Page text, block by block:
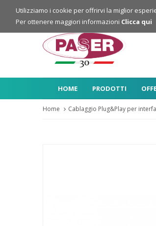
Login Registrazione
HOME PRODOTTI
Home Cablaggio Plug&Play per
Utilizziamo i cookie per offrirvi la miglior
Per ottenere maggiori informazioni Clicca qui